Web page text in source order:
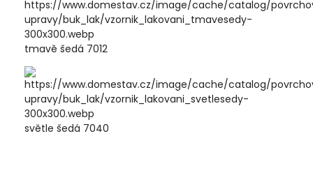
tmavě šedá 7012
světle šedá 7040